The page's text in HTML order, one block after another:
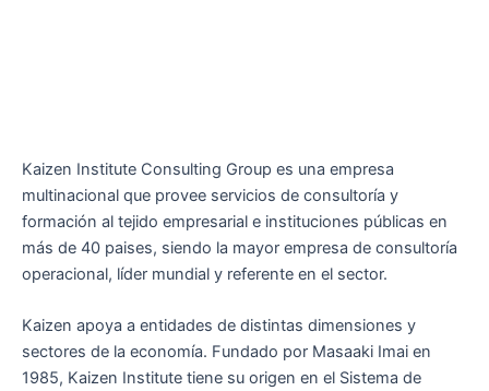
Kaizen Institute Consulting Group es una empresa
multinacional que provee servicios de consultoría y
formación al tejido empresarial e instituciones públicas en
más de 40 paises, siendo la mayor empresa de consultoría
operacional, líder mundial y referente en el sector.
Kaizen apoya a entidades de distintas dimensiones y
sectores de la economía. Fundado por Masaaki Imai en
1985, Kaizen Institute tiene su origen en el Sistema de